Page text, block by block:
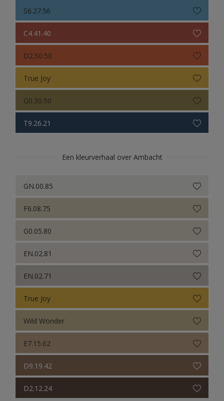
Colour Futures 2020
Sikkens Colour Futures 2019
S6.27.56
C4.41.40
D2.50.50
True Joy
G0.30.50
T9.26.21
Een kleurverhaal over Ambacht
GN.00.85
F6.08.75
G0.05.80
EN.02.81
EN.02.71
True Joy
Wild Wonder
E7.15.62
D9.19.42
D2.12.24